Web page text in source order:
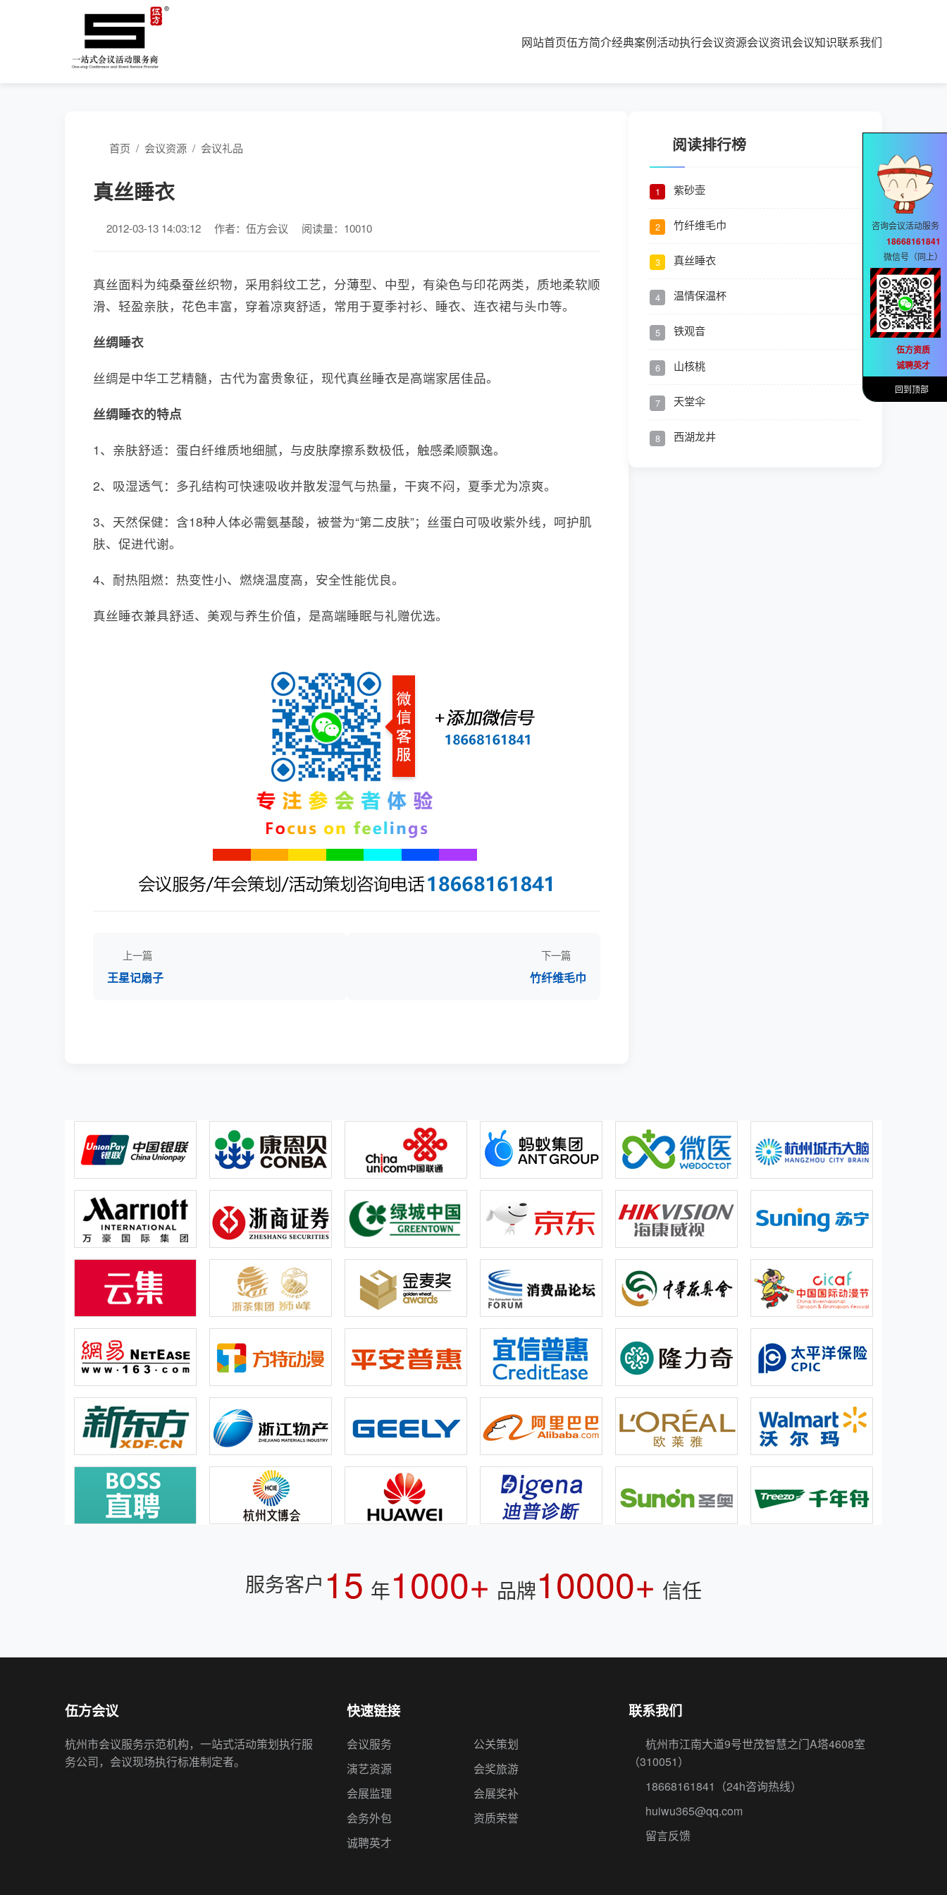
网站首页伍方简介经典案例活动执行会议资源会议资讯会议知识联系我们
首页 / 会议资源 / 会议礼品
真丝睡衣
2012-03-13 14:03:12 作者：伍方会议 阅读量：10010
真丝面料为纯桑蚕丝织物，采用斜纹工艺，分薄型、中型，有染色与印花两类，质地柔软顺
滑、轻盈亲肤，花色丰富，穿着凉爽舒适，常用于夏季衬衫、睡衣、连衣裙与头巾等。
丝绸睡衣
丝绸是中华工艺精髓，古代为富贵象征，现代真丝睡衣是高端家居佳品。
丝绸睡衣的特点
1、亲肤舒适：蛋白纤维质地细腻，与皮肤摩擦系数极低，触感柔顺飘逸。
2、吸湿透气：多孔结构可快速吸收并散发湿气与热量，干爽不闷，夏季尤为凉爽。
3、天然保健：含18种人体必需氨基酸，被誉为“第二皮肤”；丝蛋白可吸收紫外线，呵护肌
肤、促进代谢。
4、耐热阻燃：热变性小、燃烧温度高，安全性能优良。
真丝睡衣兼具舒适、美观与养生价值，是高端睡眠与礼赠优选。
上一篇
王星记扇子
下一篇
竹纤维毛巾
阅读排行榜
1 紫砂壶
2 竹纤维毛巾
3 真丝睡衣
4 温情保温杯
5 铁观音
6 山核桃
7 天堂伞
8 西湖龙井
服务客户 15 年1000+ 品牌10000+ 信任
伍方会议
杭州市会议服务示范机构，一站式活动策划执行服
务公司，会议现场执行标准制定者。
快速链接
会议服务
公关策划
演艺资源
会奖旅游
会展监理
会展奖补
会务外包
资质荣誉
诚聘英才
联系我们
杭州市江南大道9号世茂智慧之门A塔4608室
（310051）
18668161841
（24h咨询热线）
huiwu365@qq.com
留言反馈
咨询会议活动服务
18668161841
微信号（同上）
伍方资质
诚聘英才
回到顶部